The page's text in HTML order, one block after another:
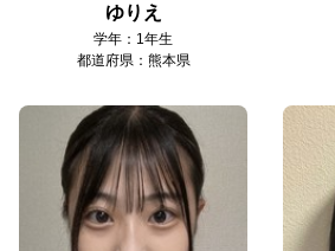
ゆりえ
学年：1年生
都道府県：熊本県